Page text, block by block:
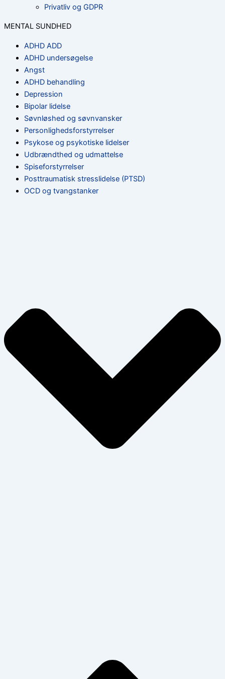
Privatliv og GDPR
MENTAL SUNDHED
ADHD ADD
ADHD undersøgelse
Angst
ADHD behandling
Depression
Bipolar lidelse
Søvnløshed og søvnvansker
Personlighedsforstyrrelser
Psykose og psykotiske lidelser
Udbrændthed og udmattelse
Spiseforstyrrelser
Posttraumatisk stresslidelse (PTSD)
OCD og tvangstanker